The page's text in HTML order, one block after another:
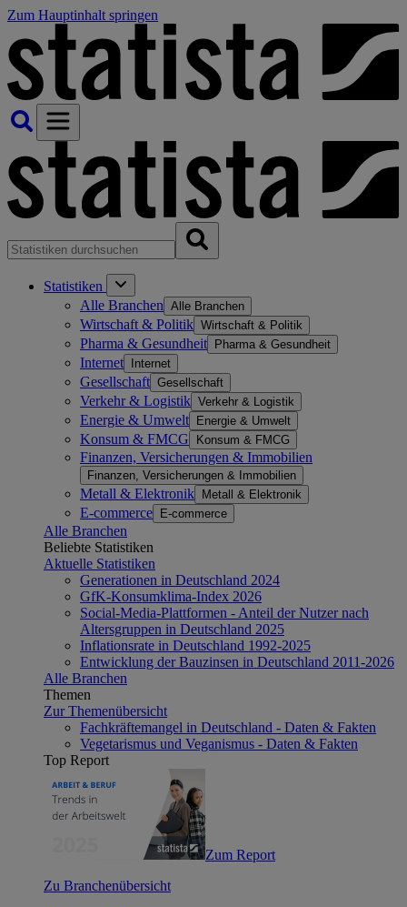
Zum Hauptinhalt springen
Statistiken
Alle Branchen Alle Branchen
Wirtschaft & Politik Wirtschaft & Politik
Pharma & Gesundheit Pharma & Gesundheit
Internet Internet
Gesellschaft Gesellschaft
Verkehr & Logistik Verkehr & Logistik
Energie & Umwelt Energie & Umwelt
Konsum & FMCG Konsum & FMCG
Finanzen, Versicherungen & Immobilien
Finanzen, Versicherungen & Immobilien
Metall & Elektronik Metall & Elektronik
E-commerce E-commerce
Alle Branchen
Beliebte Statistiken
Aktuelle Statistiken
Generationen in Deutschland 2024
GfK-Konsumklima-Index 2026
Social-Media-Plattformen - Anteil der Nutzer nach
Altersgruppen in Deutschland 2025
Inflationsrate in Deutschland 1992-2025
Entwicklung der Bauzinsen in Deutschland 2011-2026
Alle Branchen
Themen
Zur Themenübersicht
Fachkräftemangel in Deutschland - Daten & Fakten
Vegetarismus und Veganismus - Daten & Fakten
Top Report
Zum Report
Zu Branchenübersicht